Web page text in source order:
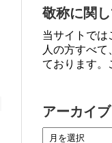
敬称に関
当サイトでは
人の方すべ
ております。
アーカイブ